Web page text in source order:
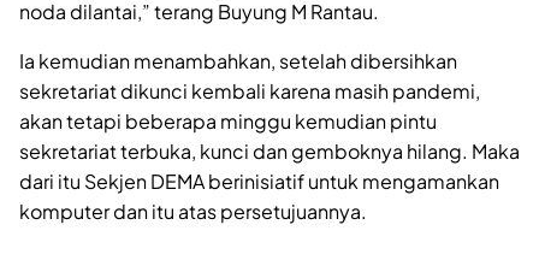
noda dilantai,” terang Buyung M Rantau.
Ia kemudian menambahkan, setelah dibersihkan
sekretariat dikunci kembali karena masih pandemi,
akan tetapi beberapa minggu kemudian pintu
sekretariat terbuka, kunci dan gemboknya hilang. Maka
dari itu Sekjen DEMA berinisiatif untuk mengamankan
komputer dan itu atas persetujuannya.